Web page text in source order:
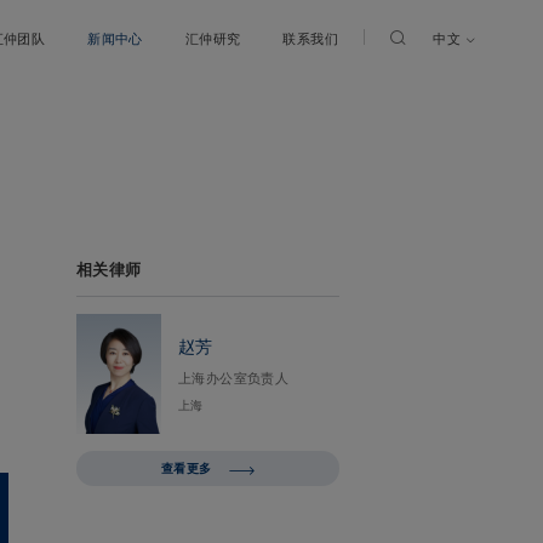
仲团队 新闻中心 汇仲研究 联系我们 中文
相关律师
赵芳
上海办公室负责人
上海
查看更多